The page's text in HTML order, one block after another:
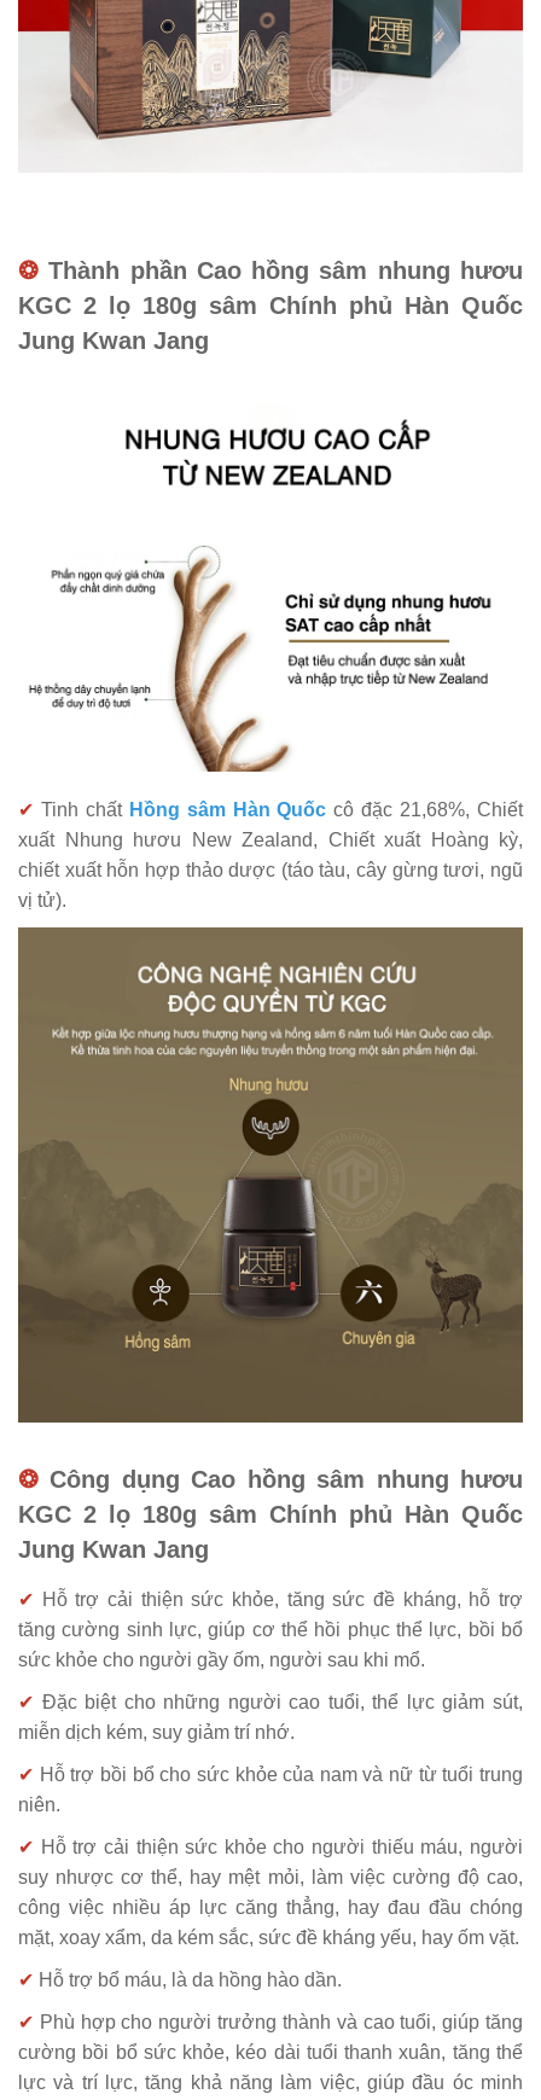
❂ Thành phần Cao hồng sâm nhung hươu
KGC 2 lọ 180g sâm Chính phủ Hàn Quốc
Jung Kwan Jang
✔ Tinh chất Hồng sâm Hàn Quốc cô đặc 21,68%, Chiết
xuất Nhung hươu New Zealand, Chiết xuất Hoàng kỳ,
chiết xuất hỗn hợp thảo dược (táo tàu, cây gừng tươi, ngũ
vị tử).
❂ Công dụng Cao hồng sâm nhung hươu
KGC 2 lọ 180g sâm Chính phủ Hàn Quốc
Jung Kwan Jang
✔ Hỗ trợ cải thiện sức khỏe, tăng sức đề kháng, hỗ trợ
tăng cường sinh lực, giúp cơ thể hồi phục thể lực, bồi bổ
sức khỏe cho người gầy ốm, người sau khi mổ.
✔ Đặc biệt cho những người cao tuổi, thể lực giảm sút,
miễn dịch kém, suy giảm trí nhớ.
✔ Hỗ trợ bồi bổ cho sức khỏe của nam và nữ từ tuổi trung
niên.
✔ Hỗ trợ cải thiện sức khỏe cho người thiếu máu, người
suy nhược cơ thể, hay mệt mỏi, làm việc cường độ cao,
công việc nhiều áp lực căng thẳng, hay đau đầu chóng
mặt, xoay xẩm, da kém sắc, sức đề kháng yếu, hay ốm vặt.
✔ Hỗ trợ bổ máu, là da hồng hào dần.
✔ Phù hợp cho người trưởng thành và cao tuổi, giúp tăng
cường bồi bổ sức khỏe, kéo dài tuổi thanh xuân, tăng thể
lực và trí lực, tăng khả năng làm việc, giúp đầu óc minh